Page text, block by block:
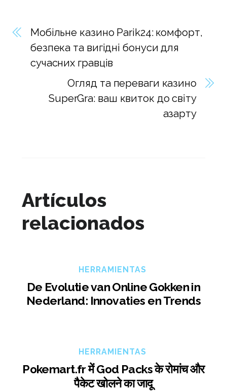
Мобільне казино Parik24: комфорт,
безпека та вигідні бонуси для
сучасних гравців
Огляд та переваги казино
SuperGra: ваш квиток до світу
азарту
Artículos
relacionados
HERRAMIENTAS
De Evolutie van Online Gokken in
Nederland: Innovaties en Trends
HERRAMIENTAS
Pokemart.fr में God Packs के रोमांच और
पैकेट खोलने का जादू